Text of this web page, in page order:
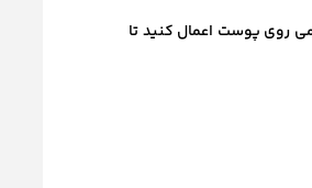
روی پوست اعمال کنید تا